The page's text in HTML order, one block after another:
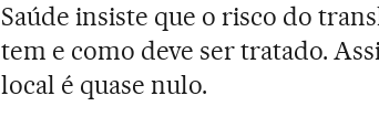
Saúde insiste que o risco do
tem e como deve ser tratado.
local é quase nulo.